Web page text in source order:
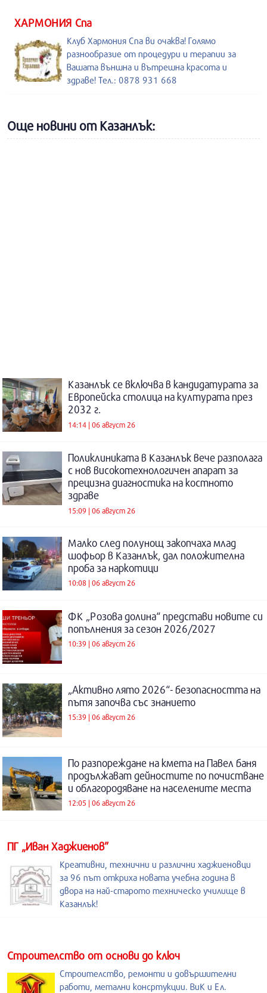
ХАРМОНИЯ Спа
Клуб Хармония Спа ви очаква! Голямо
разнообразие от процедури и терапии за
Вашата външна и вътрешна красота и
здраве! Тел.: 0878 931 668
Още новини от Казанлък:
Казанлък се включва в кандидатурата за
Европейска столица на културата през
2032 г.
14:14 | 06 август 26
Поликлиниката в Казанлък вече разполага
с нов високотехнологичен апарат за
прецизна диагностика на костното
здраве
15:09 | 06 август 26
Малко след полунощ закопчаха млад
шофьор в Казанлък, дал положителна
проба за наркотици
10:08 | 06 август 26
ФК „Розова долина“ представи новите си
попълнения за сезон 2026/2027
10:39 | 06 август 26
„Активно лято 2026“- безопасността на
пътя започва със знанието
15:39 | 06 август 26
По разпореждане на кмета на Павел баня
продължават дейностите по почистване
и облагородяване на населените места
12:05 | 06 август 26
ПГ „Иван Хаджиенов”
Креативни, технични и различни хаджиеновци
за 96 път откриха новата учебна година в
двора на най-старото техническо училище в
Казанлък!
Строителство от основи до ключ
Строителство, ремонти и довършителни
работи, метални консртукции. ВиК и Ел.